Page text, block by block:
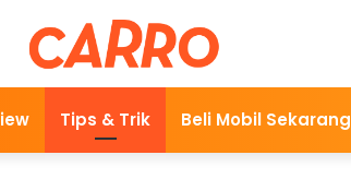
Tips & Trik Beli Mobil Sekarang